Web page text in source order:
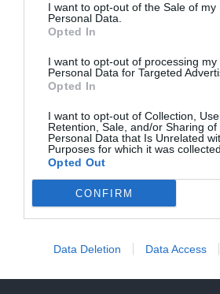
I want to opt-out of the Sale of my
Personal Data.
Opted In
I want to opt-out of processing my
Personal Data for Targeted
Opted In
I want to opt-out of Collection, Use,
Retention, Sale, and/or Sharing of
Personal Data that Is Unrelated
Purposes for which it was collected.
Opted Out
CONFIRM
Data Deletion Data Access
Doprava zadarmo pri
nákupe nad 100,00 €
Bezpečná platba
kartou, platobná brána
Nakupujete od distribútora
garantujeme kvalitu
Servisná podpora, záručný